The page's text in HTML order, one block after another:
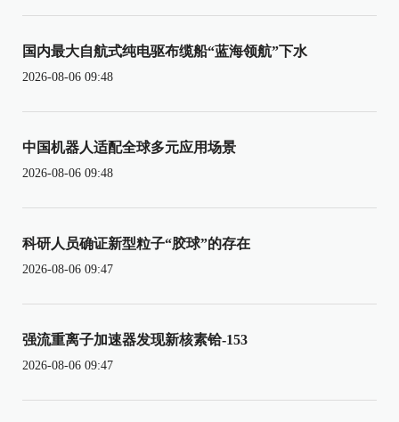
国内最大自航式纯电驱布缆船“蓝海领航”下水
2026-08-06 09:48
中国机器人适配全球多元应用场景
2026-08-06 09:48
科研人员确证新型粒子“胶球”的存在
2026-08-06 09:47
强流重离子加速器发现新核素铪-153
2026-08-06 09:47